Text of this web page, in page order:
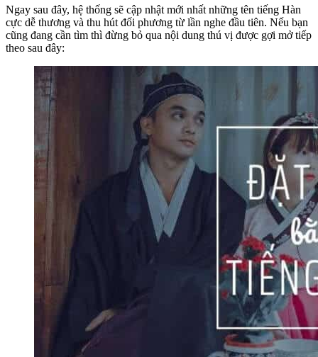
Ngay sau đây, hệ thống sẽ cập nhật mới nhất những tên tiếng Hàn
cực dễ thương và thu hút đối phương từ lần nghe đầu tiên. Nếu bạn
cũng đang cần tìm thì đừng bỏ qua nội dung thú vị được gợi mở tiếp
theo sau đây: